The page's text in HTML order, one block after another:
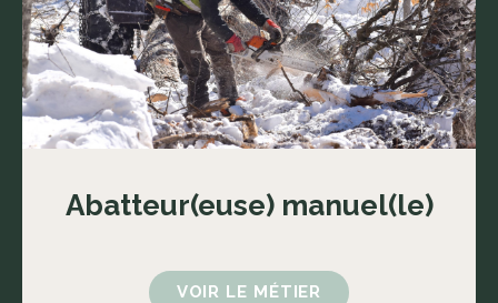
Abatteur(euse) manuel(le)
VOIR LE MÉTIER